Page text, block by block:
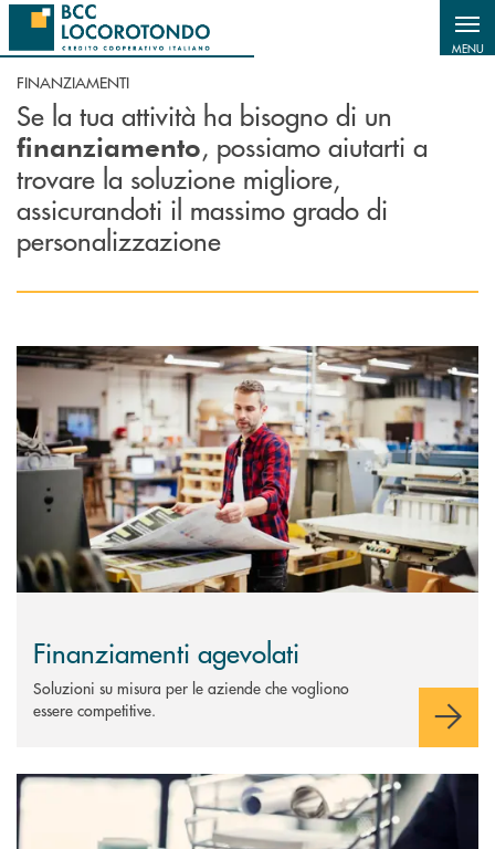
Salta al contenuto principale
MENU
FINANZIAMENTI
Se la tua attività ha bisogno di un
finanziamento, possiamo aiutarti a
trovare la soluzione migliore,
assicurandoti il massimo grado di
personalizzazione
Scopri di più Finanziamenti agevolati
Finanziamenti agevolati
Soluzioni su misura per le aziende che vogliono
essere competitive.
Scopri di più Anticipazione Crediti